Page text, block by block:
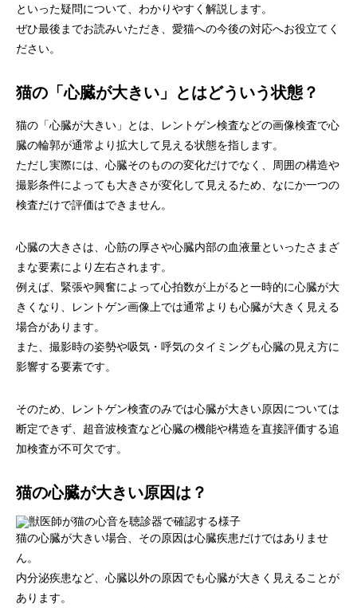
といった疑問について、わかりやすく解説します。
ぜひ最後までお読みいただき、愛猫への今後の対応へお役立てく
ださい。
猫の「心臓が大きい」とはどういう状態？
猫の「心臓が大きい」とは、レントゲン検査などの画像検査で心
臓の輪郭が通常より拡大して見える状態を指します。
ただし実際には、心臓そのものの変化だけでなく、周囲の構造や
撮影条件によっても大きさが変化して見えるため、なにか一つの
検査だけで評価はできません。
心臓の大きさは、心筋の厚さや心臓内部の血液量といったさまざ
まな要素により左右されます。
例えば、緊張や興奮によって心拍数が上がると一時的に心臓が大
きくなり、レントゲン画像上では通常よりも心臓が大きく見える
場合があります。
また、撮影時の姿勢や吸気・呼気のタイミングも心臓の見え方に
影響する要素です。
そのため、レントゲン検査のみでは心臓が大きい原因については
断定できず、超音波検査など心臓の機能や構造を直接評価する追
加検査が不可欠です。
猫の心臓が大きい原因は？
猫の心臓が大きい場合、その原因は心臓疾患だけではありませ
ん。
内分泌疾患など、心臓以外の原因でも心臓が大きく見えることが
あります。